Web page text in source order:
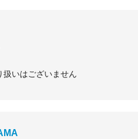
扱いはございません